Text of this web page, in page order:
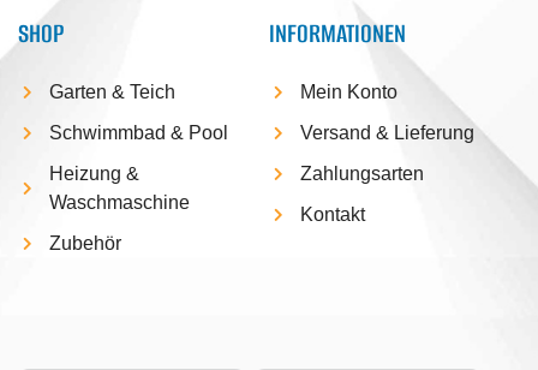
SHOP
Garten & Teich
Schwimmbad & Pool
Heizung &
Waschmaschine
Zubehör
INFORMATIONEN
Mein Konto
Versand & Lieferung
Zahlungsarten
Kontakt